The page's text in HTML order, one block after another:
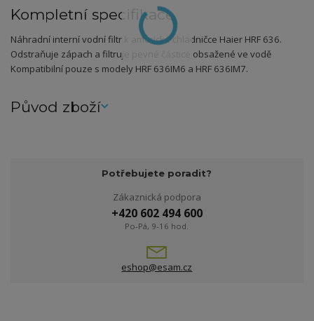
Kompletní specifikace
Náhradní interní vodní filtr k americké chladničce Haier HRF 636.
Odstraňuje zápach a filtruje pevné částice obsažené ve vodě
Kompatibilní pouze s modely HRF 636IM6 a HRF 636IM7.
Původ zboží
Potřebujete poradit?
Zákaznická podpora
+420 602 494 600
Po-Pá, 9-16 hod.
eshop@esam.cz